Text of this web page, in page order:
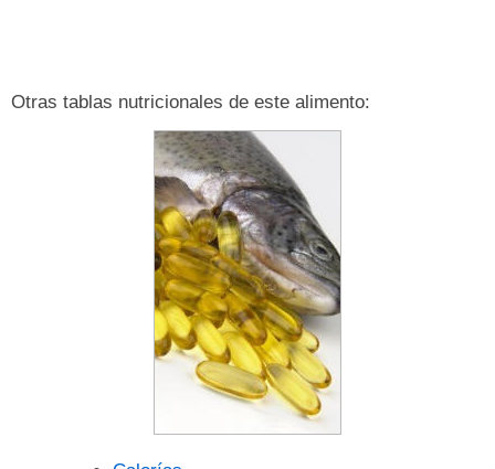
Otras tablas nutricionales de este alimento: